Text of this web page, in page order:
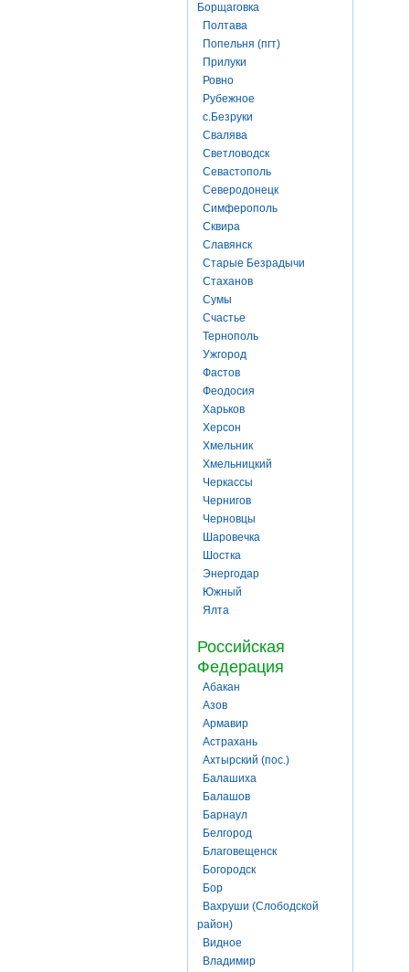
Борщаговка
Полтава
Попельня (пгт)
Прилуки
Ровно
Рубежное
с.Безруки
Свалява
Светловодск
Севастополь
Северодонецк
Симферополь
Сквира
Славянск
Старые Безрадычи
Стаханов
Сумы
Счастье
Тернополь
Ужгород
Фастов
Феодосия
Харьков
Херсон
Хмельник
Хмельницкий
Черкассы
Чернигов
Черновцы
Шаровечка
Шостка
Энергодар
Южный
Ялта
Российская
Федерация
Абакан
Азов
Армавир
Астрахань
Ахтырский (пос.)
Балашиха
Балашов
Барнаул
Белгород
Благовещенск
Богородск
Бор
Вахруши (Слободской
район)
Видное
Владимир